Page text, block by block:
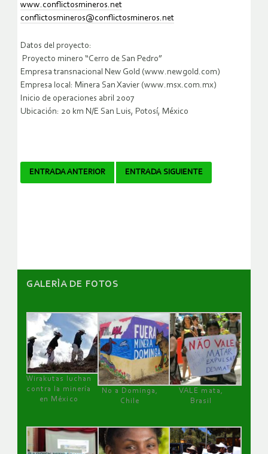
www.conflictosmineros.net
conflictosmineros@conflictosmineros.net
Datos del proyecto:
Proyecto minero “Cerro de San Pedro”
Empresa transnacional New Gold (www.newgold.com)
Empresa local: Minera San Xavier (www.msx.com.mx)
Inicio de operaciones abril 2007
Ubicación: 20 km N/E San Luis, Potosí, México
Navegador
ENTRADA ANTERIOR ENTRADA SIGUIENTE
GALERÌA DE FOTOS
Wirakutas luchan
contra la minería
en México
No a Dominga,
Chile
VALE mata,
Brasil